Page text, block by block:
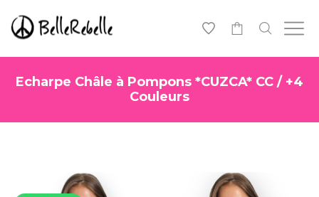
Echarpe Châle à Pompons *CUZCA* CC / +4
Couleurs